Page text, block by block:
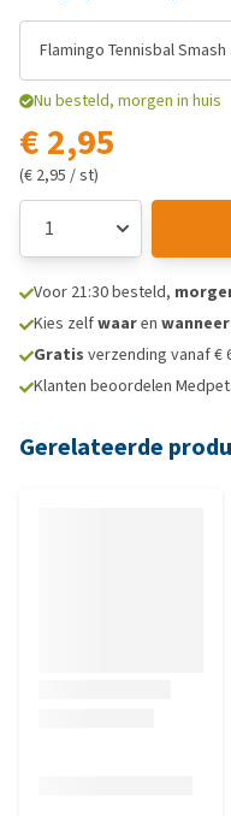
Flamingo Tennisbal Smash
Nu besteld, morgen in huis
€ 2,95
(€ 2,95 / st)
Voor 21:30 besteld,
Kies zelfwaaren wanneer
Gratis verzending vanaf €
Klanten beoordelen
Gerelateerde